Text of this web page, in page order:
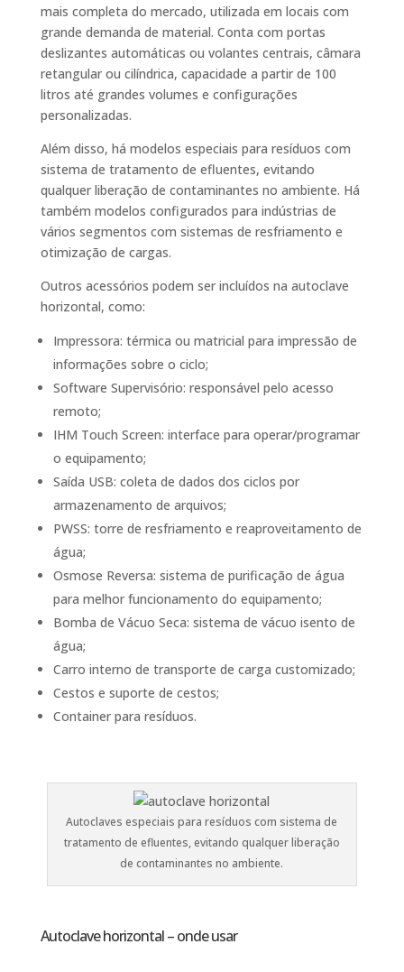
mais completa do mercado, utilizada em locais com
grande demanda de material. Conta com portas
deslizantes automáticas ou volantes centrais, câmara
retangular ou cilíndrica, capacidade a partir de 100
litros até grandes volumes e configurações
personalizadas.
Além disso, há modelos especiais para resíduos com
sistema de tratamento de efluentes, evitando
qualquer liberação de contaminantes no ambiente. Há
também modelos configurados para indústrias de
vários segmentos com sistemas de resfriamento e
otimização de cargas.
Outros acessórios podem ser incluídos na autoclave
horizontal, como:
Impressora: térmica ou matricial para impressão de
informações sobre o ciclo;
Software Supervisório: responsável pelo acesso
remoto;
IHM Touch Screen: interface para operar/programar
o equipamento;
Saída USB: coleta de dados dos ciclos por
armazenamento de arquivos;
PWSS: torre de resfriamento e reaproveitamento de
água;
Osmose Reversa: sistema de purificação de água
para melhor funcionamento do equipamento;
Bomba de Vácuo Seca: sistema de vácuo isento de
água;
Carro interno de transporte de carga customizado;
Cestos e suporte de cestos;
Container para resíduos.
Autoclaves especiais para resíduos com sistema de
tratamento de efluentes, evitando qualquer liberação
de contaminantes no ambiente.
Autoclave horizontal – onde usar